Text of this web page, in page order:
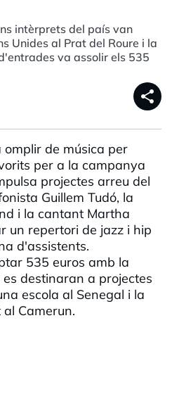
intèrprets del país van
Unides al Prat del Roure i la
va assolir els 535
share
omplir de música per
per a la campanya
projectes arreu del
Guillem Tudó, la
i la cantant Martha
un repertori de jazz i hip
d'assistents.
535 euros amb la
destinaran a projectes
escola al Senegal i la
Camerun.